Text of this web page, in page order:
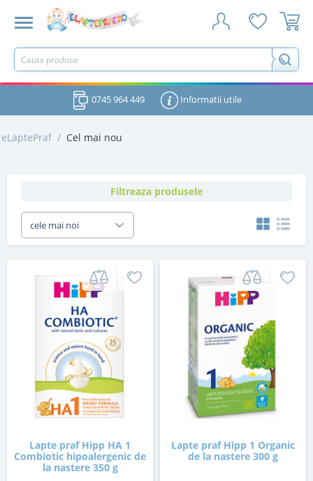
0745 964 449 Informatii utile
eLaptePraf / Cel mai nou
Filtreaza produsele
cele mai noi
Lapte praf Hipp HA 1
Combiotic hipoalergenic de
la nastere 350 g
Lapte praf Hipp 1 Organic
de la nastere 300 g